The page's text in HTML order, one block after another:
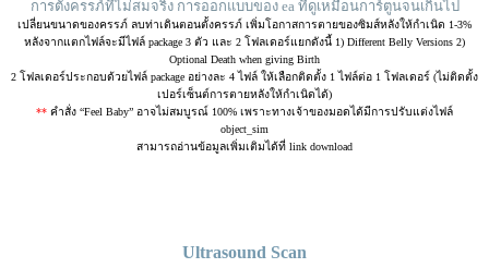
การตั้งครรภ์ที่ไม่สมจริง การออกแบบของ ea ที่ดูเหมือนการ์ตูนจนเกินไป
เปลี่ยนขนาดของครรภ์ ลบท่าเดินตอนตั้งครรภ์ เพิ่มโอกาสการตายของซิมส์หลังให้กำเนิด 1-3%
หลังจากแตกไฟล์จะมีไฟล์ package 3 ตัว และ 2 โฟลเดอร์แยกดังนี้ 1) Different Belly Versions 2)
Optional Death when giving Birth
2 โฟลเดอร์ประกอบด้วยไฟล์ package อย่างละ 4 ไฟล์ ให้เลือกติดตั้ง 1 ไฟล์ต่อ 1 โฟลเดอร์ (ไม่ติดตั้ง
เปอร์เซ็นต์การตายหลังให้กำเนิดได้)
** คำสั่ง “Feel Baby” อาจไม่สมบูรณ์ 100% เพราะทางเจ้าของมอดได้มีการปรับแต่งไฟล์
object_sim
สามารถอ่านข้อมูลเพิ่มเติมได้ที่ link download
Ultrasound Scan